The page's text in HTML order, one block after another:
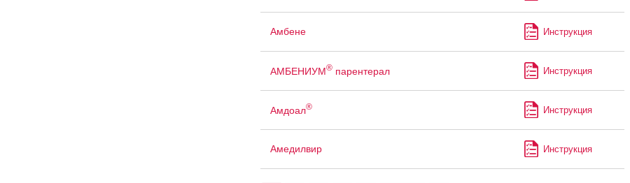
Амбене Инструкция
АМБЕНИУМ®парентерал Инструкция
Амдоал® Инструкция
Амедилвир Инструкция